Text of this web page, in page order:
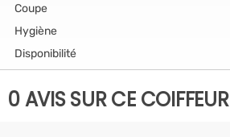
Coupe
Hygiène
Disponibilité
0 AVIS SUR CE COIFFEUR